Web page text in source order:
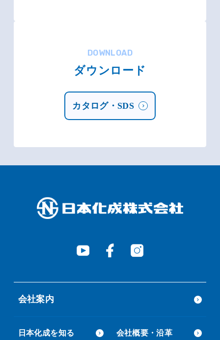
DOWNLOAD
ダウンロード
カタログ・SDS
会社案内
日本化成を知る 会社概要・沿革